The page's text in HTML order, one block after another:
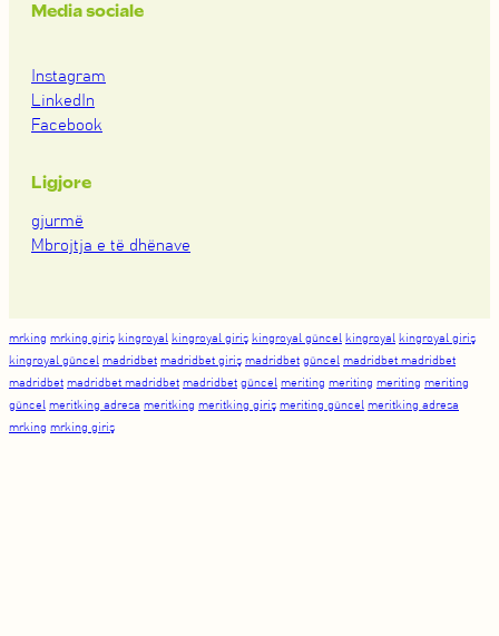
Media sociale
Instagram
LinkedIn
Facebook
Ligjore
gjurmë
Mbrojtja e të dhënave
mrking mrking giriş kingroyal kingroyal giriş kingroyal güncel kingroyal kingroyal giriş
kingroyal güncel madridbet madridbet giriş madridbet güncel madridbet madridbet
madridbet madridbet madridbet madridbet güncel meriting meriting meriting meriting
güncel meritking adresa meritking meritking giriş meriting güncel meritking adresa
mrking mrking giriş